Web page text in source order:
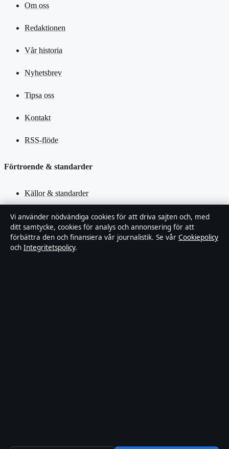
Om oss
Redaktionen
Vår historia
Nyhetsbrev
Tipsa oss
Kontakt
RSS-flöde
Förtroende & standarder
Källor & standarder
Redaktionell policy
Rättelsepolicy
Vi använder nödvändiga cookies för att driva sajten och, med
ditt samtycke, cookies för analys och annonsering för att
förbättra den och finansiera vår journalistik. Se vår Cookiepolicy
och Integritetspolicy.